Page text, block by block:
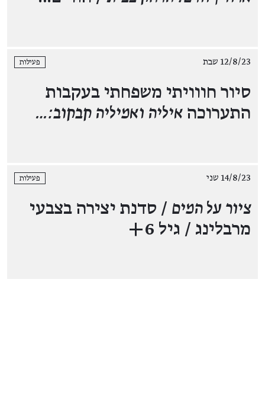
12/8/23 שבת פעילות
סיור חווויתי משפחתי בעקבות
התערוכה איליה ואמיליה קבקוב:…
14/8/23 שני פעילות
ציור על המים / סדנת יצירה בצבעי
מרבלינג / גיל 6+